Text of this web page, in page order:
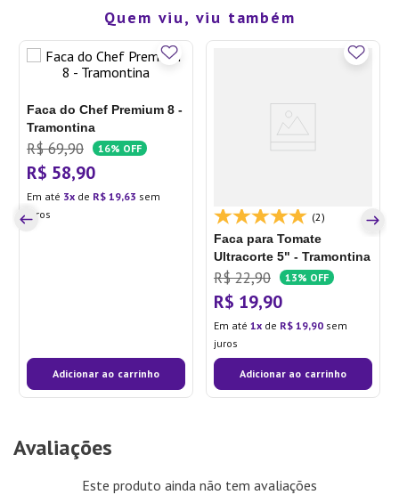
Quem viu, viu também
Faca do Chef Premium 8 -
Tramontina
R$ 69,90 16% OFF
R$ 58,90
Em até 3 de R$ 19,63 sem
juros
Adicionar ao carrinho
(2)
Faca para Tomate
Ultracorte 5" - Tramontina
R$ 22,90 13% OFF
R$ 19,90
Em até 1 de R$ 19,90 sem
juros
Adicionar ao carrinho
Avaliações
Este produto ainda não tem avaliações